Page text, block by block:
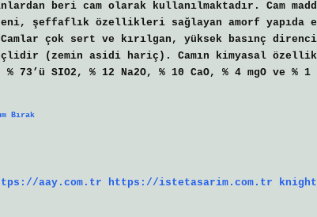
beri cam olarak kullanılmaktadır. Cam
şeffaflık özellikleri sağlayan amorf yapıda
çok sert ve kırılgan, yüksek basınç
(zemin asidi hariç). Camın kimyasal
SIO2, % 12 Na2O, % 10 CaO, % 4 mgO ve % 1
Bırak
aay.com.tr https://istetasarim.com.tr